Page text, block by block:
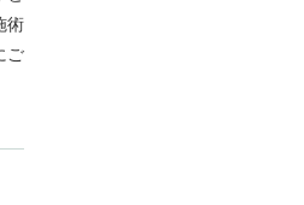
術
ご